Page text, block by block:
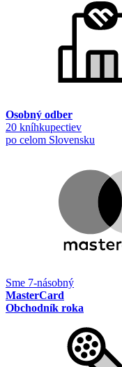
Osobný odber
20 kníhkupectiev
po celom Slovensku
Sme 7-násobný
MasterCard
Obchodník roka